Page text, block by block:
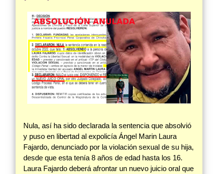
Nula, así ha sido declarada la sentencia que absolvió
y puso en libertad al expolicía Ángel Marin Laura
Fajardo, denunciado por la violación sexual de su hija,
desde que esta tenía 8 años de edad hasta los 16.
Laura Fajardo deberá afrontar un nuevo juicio oral que